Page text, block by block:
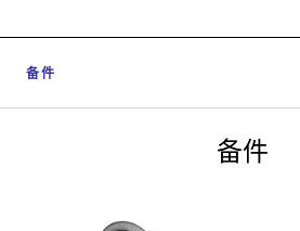
备件
备件